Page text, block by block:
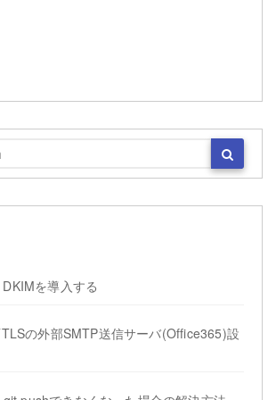
を導入する
の外部SMTP送信サーバ(Office365)設